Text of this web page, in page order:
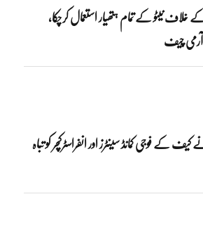
نیٹو کے تمام ہتھیار استعمال کرچکا،
آرمی چیف
کے فوجی کمانڈ سینٹرز اور انفراسٹرکچر کو تباہ